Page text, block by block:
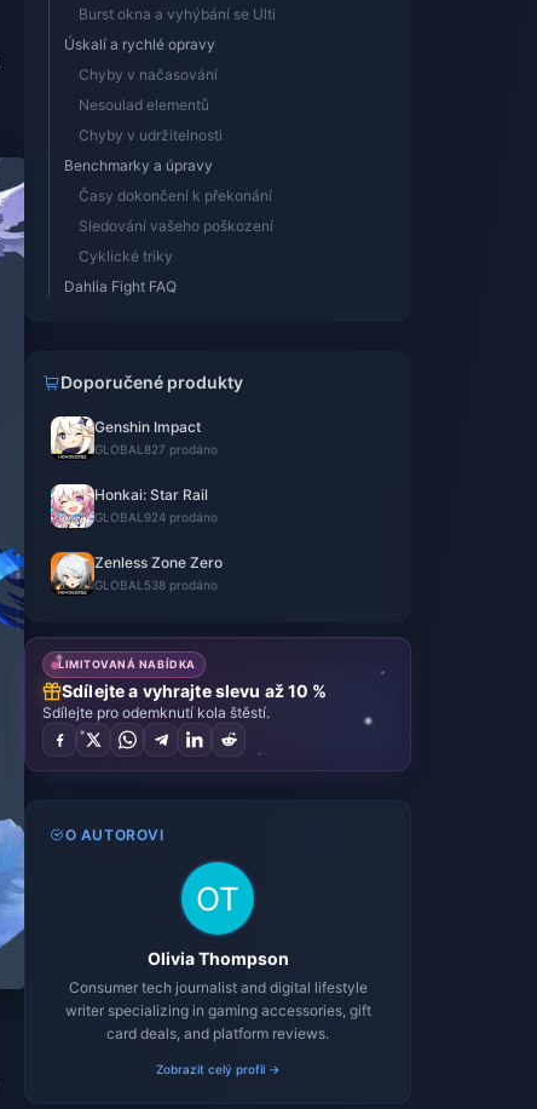
Burst okna a vyhýbání se Ulti
Úskalí a rychlé opravy
Chyby v načasování
Nesoulad elementů
Chyby v udržitelnosti
Benchmarky a úpravy
Časy dokončení k překonání
Sledování vašeho poškození
Cyklické triky
Dahlia Fight FAQ
Doporučené produkty
Genshin Impact
GLOBAL 827 prodáno
Honkai: Star Rail
GLOBAL 924 prodáno
Zenless Zone Zero
GLOBAL 538 prodáno
LIMITOVANÁ NABÍDKA
Sdílejte a vyhrajte slevu až 10 %
Sdílejte pro odemknutí kola štěstí.
O AUTOROVI
Olivia Thompson
Consumer tech journalist and digital lifestyle
writer specializing in gaming accessories, gift
card deals, and platform reviews.
Zobrazit celý profil →